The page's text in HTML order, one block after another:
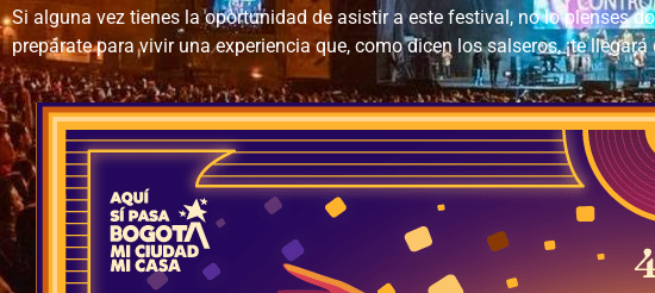
Si alguna vez tienes la oportunidad de asistir a este festival, no lo pienses
prepárate para vivir una experiencia que, como dicen los salseros, ¡te